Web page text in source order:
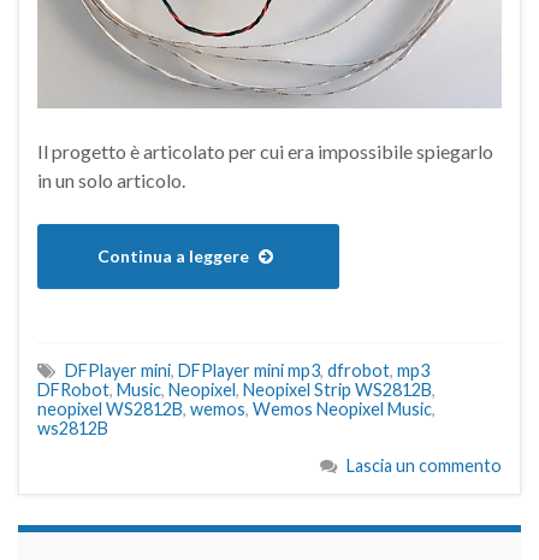
Il progetto è articolato per cui era impossibile spiegarlo
in un solo articolo.
Continua a leggere
DFPlayer mini, DFPlayer mini mp3, dfrobot, mp3
DFRobot, Music, Neopixel, Neopixel Strip WS2812B,
neopixel WS2812B, wemos, Wemos Neopixel Music,
ws2812B
Lascia un commento